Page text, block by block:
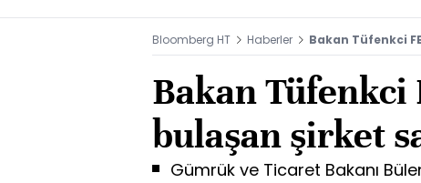
Bloomberg HT Haberler Bakan Tüfenkci
Bakan Tüfenkci
bulaşan şirket
Gümrük ve Ticaret Bakanı